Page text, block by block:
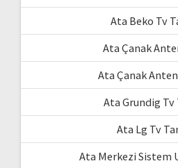
Ata Beko Tv
Ata Çanak
Ata Çanak
Ata Grundig Tv
Ata Lg Tv
Ata Merkezi Sistem